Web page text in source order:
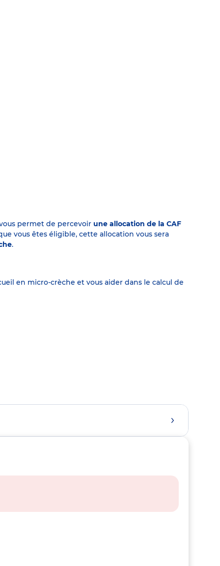
permet de percevoir une allocation de la CAF
vous êtes éligible, cette allocation vous sera
.
en micro-crèche et vous aider dans le calcul de